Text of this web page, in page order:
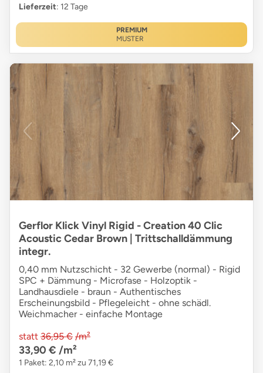
Lieferzeit: 12 Tage
PREMIUM
MUSTER
Gerflor Klick Vinyl Rigid - Creation 40 Clic
Acoustic Cedar Brown | Trittschalldämmung
integr.
0,40 mm Nutzschicht - 32 Gewerbe (normal) - Rigid
SPC + Dämmung - Microfase - Holzoptik -
Landhausdiele - braun - Authentisches
Erscheinungsbild - Pflegeleicht - ohne schädl.
Weichmacher - einfache Montage
statt 36,95 € /m²
33,90 € /m²
1 Paket: 2,10 m² zu 71,19 €